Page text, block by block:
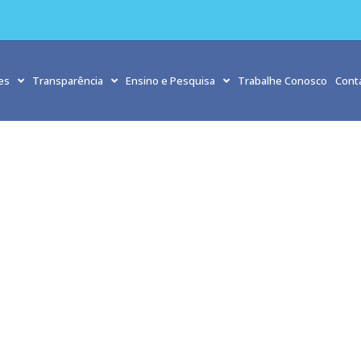
Transparência Ensino e Pesquisa Trabalhe Conosco